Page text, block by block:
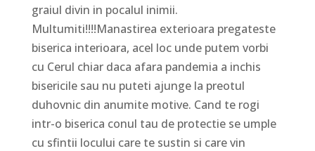
graiul divin in pocalul inimii.
Multumiti!!!!Manastirea exterioara pregateste
biserica interioara, acel loc unde putem vorbi
cu Cerul chiar daca afara pandemia a inchis
bisericile sau nu puteti ajunge la preotul
duhovnic din anumite motive. Cand te rogi
intr-o biserica conul tau de protectie se umple
cu sfintii locului care te sustin si care vin